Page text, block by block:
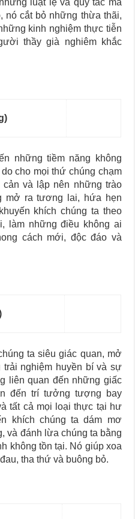
luật lệ và quy tắc mà
nó cắt bỏ những thừa thãi,
kinh nghiệm thực tiễn
thầy già nghiêm khắc
những tiềm năng không
cho mọi thứ chúng chạm
và lập nên những trào
mở ra tương lai, hứa hẹn
khích chúng ta theo
làm những điều không ai
cách mới, độc đáo và
ta siêu giác quan, mở
nghiệm huyền bí và sự
liên quan đến những giấc
đến trí tưởng tượng bay
tất cả mọi loại thực tại hư
khích chúng ta dám mơ
và đánh lừa chúng ta bằng
không tồn tại. Nó giúp xoa
tha thứ và buông bỏ.